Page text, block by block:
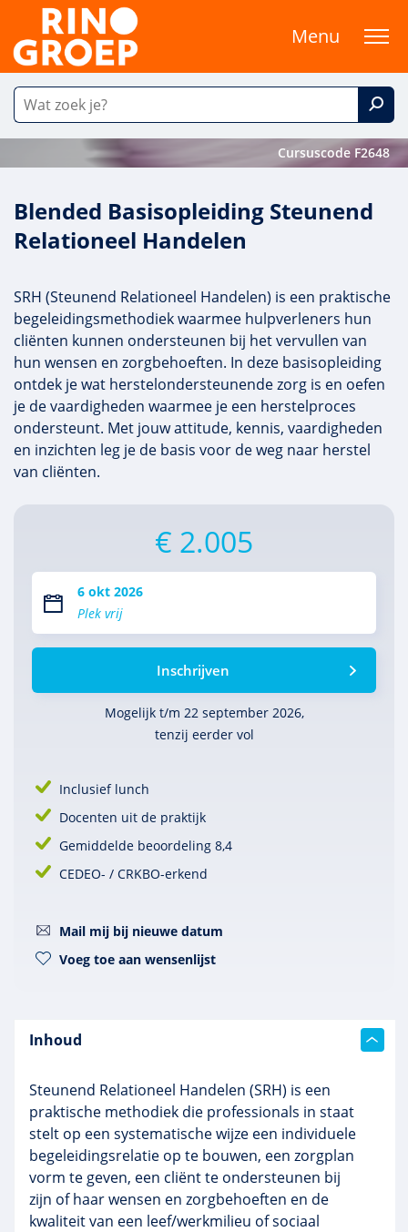
Menu
Cursuscode F2648
Blended Basisopleiding Steunend
Relationeel Handelen
SRH (Steunend Relationeel Handelen) is een praktische
begeleidingsmethodiek waarmee hulpverleners hun
cliënten kunnen ondersteunen bij het vervullen van
hun wensen en zorgbehoeften. In deze basisopleiding
ontdek je wat herstelondersteunende zorg is en oefen
je de vaardigheden waarmee je een herstelproces
ondersteunt. Met jouw attitude, kennis, vaardigheden
en inzichten leg je de basis voor de weg naar herstel
van cliënten.
€ 2.005
6 okt 2026
Plek vrij
Inschrijven
Mogelijk t/m 22 september 2026,
tenzij eerder vol
Inclusief lunch
Docenten uit de praktijk
Gemiddelde beoordeling 8,4
CEDEO- / CRKBO-erkend
Mail mij bij nieuwe datum
Voeg toe aan wensenlijst
Inhoud
Steunend Relationeel Handelen (SRH) is een
praktische methodiek die professionals in staat
stelt op een systematische wijze een individuele
begeleidingsrelatie op te bouwen, een zorgplan
vorm te geven, een cliënt te ondersteunen bij
zijn of haar wensen en zorgbehoeften en de
kwaliteit van een leef/werkmilieu of sociaal